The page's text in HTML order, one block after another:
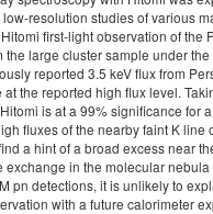
resolution studies of various
first-light observation of the
the large cluster sample under
reported 3.5 keV flux from
the reported high flux level.
is at a 99% significance for
fluxes of the nearby faint K
a hint of a broad excess near
exchange in the molecular
pn detections, it is unlikely to
with a future calorimeter